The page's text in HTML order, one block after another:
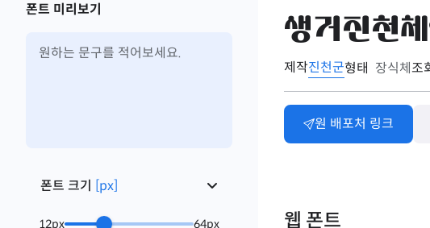
폰트 미리보기
폰트 크기 [px]
12px 64px
생거진천체
제작진천군형태 장식체조
원 배포처 링크
웹 폰트